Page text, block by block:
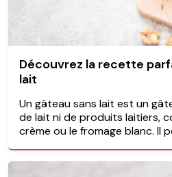
Découvrez la recette
lait
Un gâteau sans lait est un
de lait ni de produits laitiers,
crème ou le fromage blanc. Il